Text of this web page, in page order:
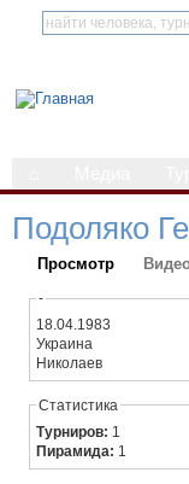
Подоляко
Просмотр
-
18.04.1983
Украина
Николаев
Статистика
Турниров: 1
Пирамида: 1